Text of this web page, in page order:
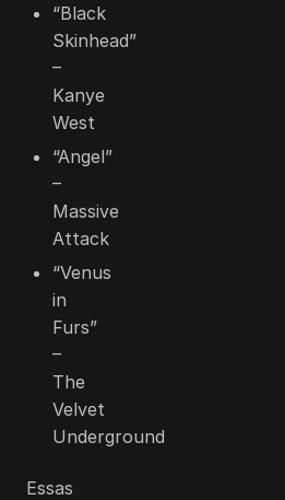
“Black
Skinhead”
–
Kanye
West
“Angel”
–
Massive
Attack
“Venus
in
Furs”
–
The
Velvet
Underground
Essas